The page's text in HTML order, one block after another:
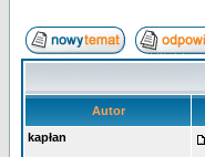
Autor
kapłan